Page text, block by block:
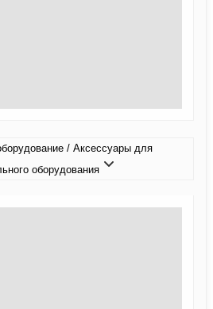
/ Аксессуары для
оборудования